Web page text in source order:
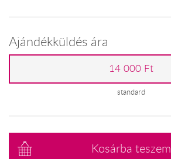
Ajándékküldés ára
14 000 Ft
standard
Kosárba teszem